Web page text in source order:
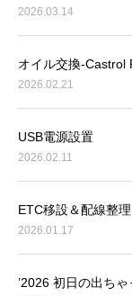
2026.03.14
オイル交換-Castrol
2026.02.21
USB電源設置
2026.02.11
ETC移設＆配線整理
2026.01.17
’2026 初日の出ち